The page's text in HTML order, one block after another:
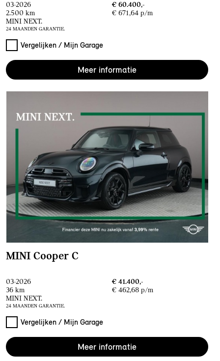
03-2026
€ 60.400,-
2.500 km
€ 671,64 p/m
MINI NEXT.
24 MAANDEN GARANTIE.
Vergelijken / Mijn Garage
Meer informatie
MINI Cooper C
03-2026
€ 41.400,-
36 km
€ 462,68 p/m
MINI NEXT.
24 MAANDEN GARANTIE.
Vergelijken / Mijn Garage
Meer informatie